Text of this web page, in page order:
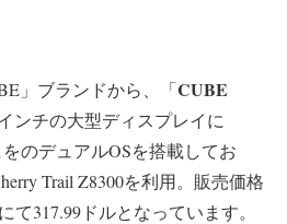
」ブランドから、「CUBE
ンチの大型ディスプレイに
をのデュアルOSを搭載してお
Trail Z8300を利用。販売価格
て317.99ドルとなっています。